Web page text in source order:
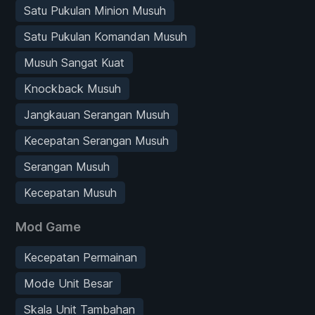
Satu Pukulan Minion Musuh
Satu Pukulan Komandan Musuh
Musuh Sangat Kuat
Knockback Musuh
Jangkauan Serangan Musuh
Kecepatan Serangan Musuh
Serangan Musuh
Kecepatan Musuh
Mod Game
Kecepatan Permainan
Mode Unit Besar
Skala Unit Tambahan